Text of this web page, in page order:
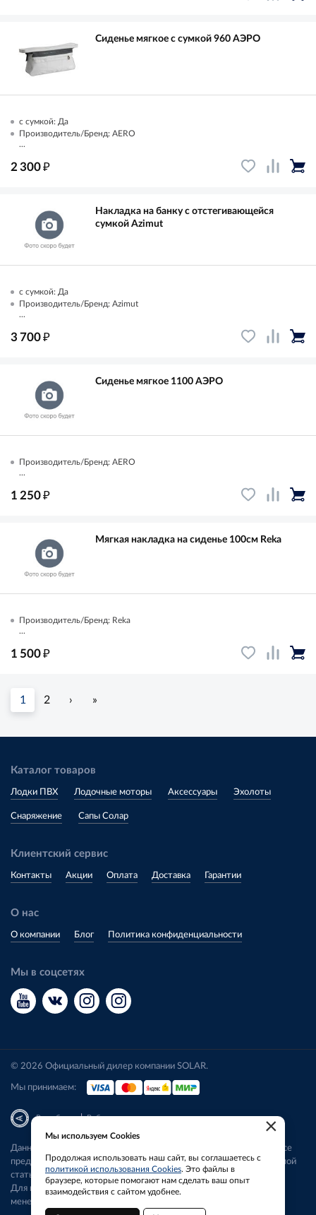
Сиденье мягкое с сумкой 960 АЭРО
с сумкой: Да
Производитель/Бренд: AERO
...
2 300₽
Накладка на банку с отстегивающейся
сумкой Azimut
с сумкой: Да
Производитель/Бренд: Azimut
...
3 700₽
Сиденье мягкое 1100 АЭРО
Производитель/Бренд: AERO
...
1 250₽
Мягкая накладка на сиденье 100см Reka
Производитель/Бренд: Reka
...
1 500₽
1 2 › »
Каталог товаров
Лодки ПВХ Лодочные моторы Аксессуары Эхолоты
Снаряжение Сапы Солар
Клиентский сервис
Контакты Акции Оплата Доставка Гарантии
О нас
О компании Блог Политика конфиденциальности
Мы в соцсетях
© 2026 Официальный дилер компании SOLAR.
Мы принимаем:
Разработка|Веб-аналитика
Данный сайт носит исключительно информационный характер. Все
представленные предложения не являются офертой, определяемой
статьей 437 ГК РФ.
Для получения подробной информации свяжитесь с нашим
менеджером.
×
Мы используем Cookies
Продолжая использовать наш сайт, вы соглашаетесь с
политикой использования Cookies. Это файлы в
браузере, которые помогают нам сделать ваш опыт
взаимодействия с сайтом удобнее.